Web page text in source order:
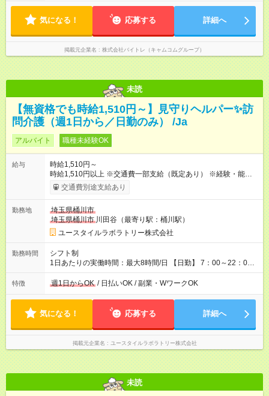
気になる！ 応募する 詳細へ
掲載元企業名 株式会社バイトレ（キャムコムグループ）
未読
【無資格でも時給1,510円～】見守りヘルパー✨訪
問介護（週1日から／日勤のみ） /Ja
アルバイト 職種未経験OK
給与
時給1,510円～
時給1,510円以上 ※交通費一部支給（既定あり） ※経験・能力を
考慮して決定します 【収入例】 週1回勤務の場合：1,510円×8時
間×4回=4万8,320円 週3回勤務の場合：1,510円×8時間×12回
1,600円 【試用期間】試用期間あり 試用期間の長さ：2ヶ月
※ 雇用形態と給与に、本採用時と異なる部分があります。 雇用
形態：本採用時と同じです。 給与：時給 1,150円以上
交通費別途支給あり
勤務地
埼玉県桶川市
埼玉県桶川市 川田谷（最寄り駅：桶川駅）
ユースタイルラボラトリー株式会社
勤務時間
シフト制
1日あたりの実働時間：最大8時間/日 【日勤】 7：00～22：00
の間で8時間勤務（休憩時間は法定通り） ※週1日～OK ／ 夜勤
なし ＊＊ 勤務時間例 ＊＊ ■8時から17時 ■9時から18時 ■10
定（毎週同じ曜日勤務）
特徴 週1日からOK / 日払いOK / 副業・WワークOK
気になる！ 応募する 詳細へ
掲載元企業名 ユースタイルラボラトリー株式会社
未読